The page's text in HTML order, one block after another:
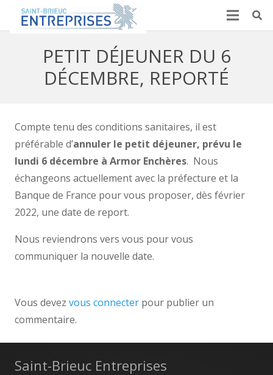
PETIT DÉJEUNER DU 6
DÉCEMBRE, REPORTÉ
Compte tenu des conditions sanitaires, il est
préférable d’annuler le petit déjeuner, prévu le
lundi 6 décembre à Armor Enchères. Nous
échangeons actuellement avec la préfecture et la
Banque de France pour vous proposer, dès février
2022, une date de report.
Nous reviendrons vers vous pour vous
communiquer la nouvelle date.
Vous devez vous connecter pour publier un
commentaire.
Saint-Brieuc Entreprises